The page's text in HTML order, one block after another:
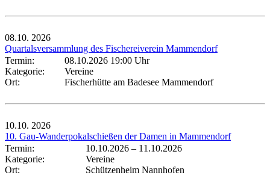
08.10. 2026
Quartalsversammlung des Fischereiverein Mammendorf
Termin:
08.10.2026 19:00 Uhr
Kategorie:
Vereine
Ort:
Fischerhütte am Badesee Mammendorf
10.10. 2026
10. Gau-Wanderpokalschießen der Damen in Mammendorf
Termin:
10.10.2026 – 11.10.2026
Kategorie:
Vereine
Ort:
Schützenheim Nannhofen